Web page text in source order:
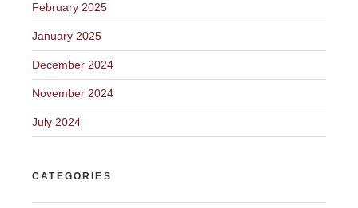
February 2025
January 2025
December 2024
November 2024
July 2024
CATEGORIES